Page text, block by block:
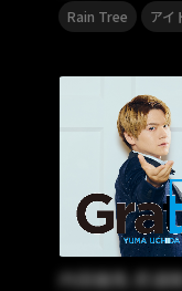
Rain Tree アイ
内田雄馬 武道